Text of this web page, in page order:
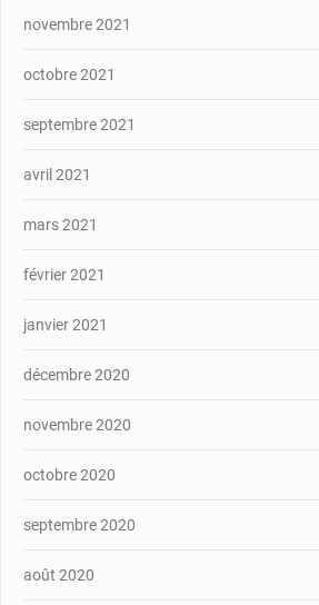
novembre 2021
octobre 2021
septembre 2021
avril 2021
mars 2021
février 2021
janvier 2021
décembre 2020
novembre 2020
octobre 2020
septembre 2020
août 2020